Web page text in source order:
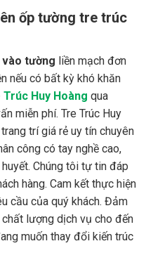
ốp tường tre trúc
tường liền mạch đơn
nếu có bất kỳ khó khăn
Huy Hoàng qua
miễn phí. Tre Trúc Huy
trí giá rẻ uy tín chuyên
công có tay nghề cao,
Chúng tôi tự tin đáp
hàng. Cam kết thực hiện
cầu của quý khách. Đảm
lượng dịch vụ cho đến
muốn thay đổi kiến trúc